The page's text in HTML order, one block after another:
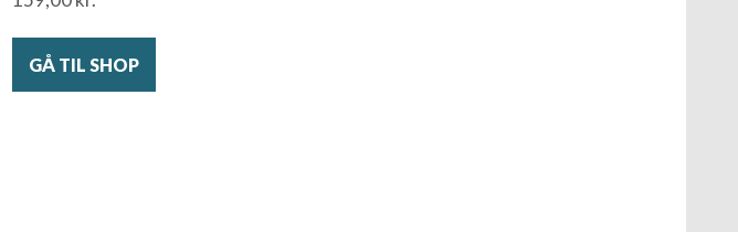
GÅ TIL SHOP